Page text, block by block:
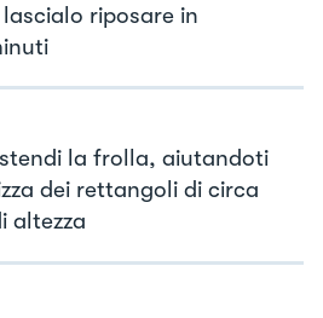
riposare in
la frolla, aiutandoti
dei rettangoli di circa
altezza